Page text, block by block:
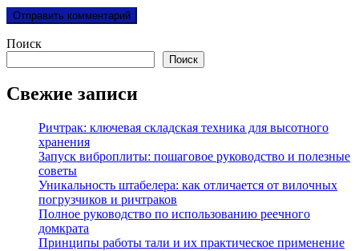
Поиск
Поиск
Свежие записи
Ричтрак: ключевая складская техника для высотного
хранения
Запуск виброплиты: пошаговое руководство и полезные
советы
Уникальность штабелера: как отличается от вилочных
погрузчиков и ричтраков
Полное руководство по использованию реечного
домкрата
Принципы работы тали и их практическое применение